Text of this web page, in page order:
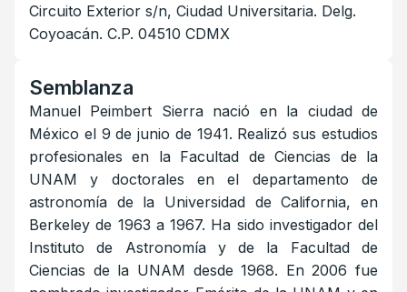
Circuito Exterior s/n, Ciudad Universitaria. Delg.
Coyoacán. C.P. 04510 CDMX
Semblanza
Manuel Peimbert Sierra nació en la ciudad de
México el 9 de junio de 1941. Realizó sus estudios
profesionales en la Facultad de Ciencias de la
UNAM y doctorales en el departamento de
astronomía de la Universidad de California, en
Berkeley de 1963 a 1967. Ha sido investigador del
Instituto de Astronomía y de la Facultad de
Ciencias de la UNAM desde 1968. En 2006 fue